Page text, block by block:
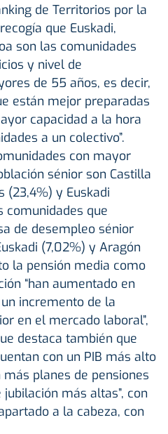
de Territorios por la
que Euskadi,
son las comunidades
y nivel de
de 55 años, es decir,
están mejor preparadas
capacidad a la hora
a un colectivo”.
con mayor
sénior son Castilla
(23,4%) y Euskadi
comunidades que
de desempleo sénior
(7,02%) y Aragón
la pensión media como
“han aumentado en
incremento de la
en el mercado laboral”,
destaca también que
con un PIB más alto
planes de pensiones
más altas”, con
a la cabeza, con